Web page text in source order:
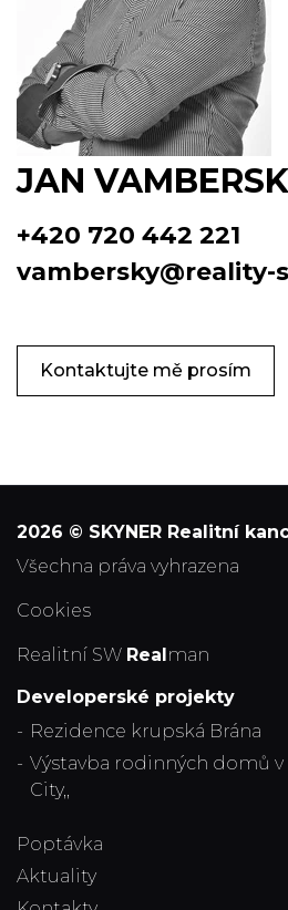
JAN
+420 720 442 221
vambersky@reality-
Kontaktujte mě prosím
2026 © SKYNER Realitní
všechna práva vyhrazena
Cookies
Realitní SW Real man
Developerské projekty
Rezidence krupská Brána
Výstavba rodinných domů v
City,,
Poptávka
Aktuality